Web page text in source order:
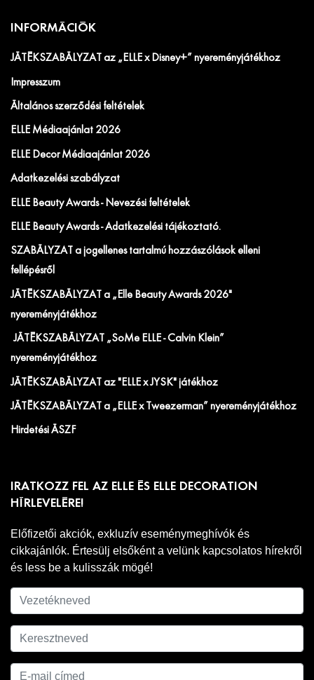
INFORMÁCIÓK
JÁTÉKSZABÁLYZAT az „ELLE x Disney+” nyereményjátékhoz
Impresszum
Általános szerződési feltételek
ELLE Médiaajánlat 2026
ELLE Decor Médiaajánlat 2026
Adatkezelési szabályzat
ELLE Beauty Awards - Nevezési feltételek
ELLE Beauty Awards - Adatkezelési tájékoztató.
SZABÁLYZAT a jogellenes tartalmú hozzászólások elleni
fellépésről
JÁTÉKSZABÁLYZAT a „Elle Beauty Awards 2026"
nyereményjátékhoz
JÁTÉKSZABÁLYZAT „SoMe ELLE - Calvin Klein”
nyereményjátékhoz
JÁTÉKSZABÁLYZAT az "ELLE x JYSK" játékhoz
JÁTÉKSZABÁLYZAT a „ELLE x Tweezerman” nyereményjátékhoz
Hirdetési ÁSZF
IRATKOZZ FEL AZ ELLE ÉS ELLE DECORATION
HÍRLEVELÉRE!
Előfizetői akciók, exkluzív eseménymeghívók és
cikkajánlók. Értesülj elsőként a velünk kapcsolatos hírekről
és less be a kulisszák mögé!